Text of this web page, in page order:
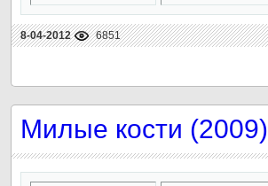
8-04-2012 6851
Милые кости (2009)